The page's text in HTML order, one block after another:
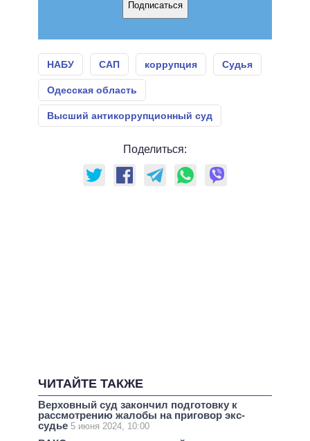
Подписаться
НАБУ САП коррупция Судья
Одесская область
Высший антикоррупционный суд
Поделиться:
ЧИТАЙТЕ ТАКЖЕ
Верховный суд закончил подготовку к
рассмотрению жалобы на приговор экс-
судье 5 июня 2024, 10:00